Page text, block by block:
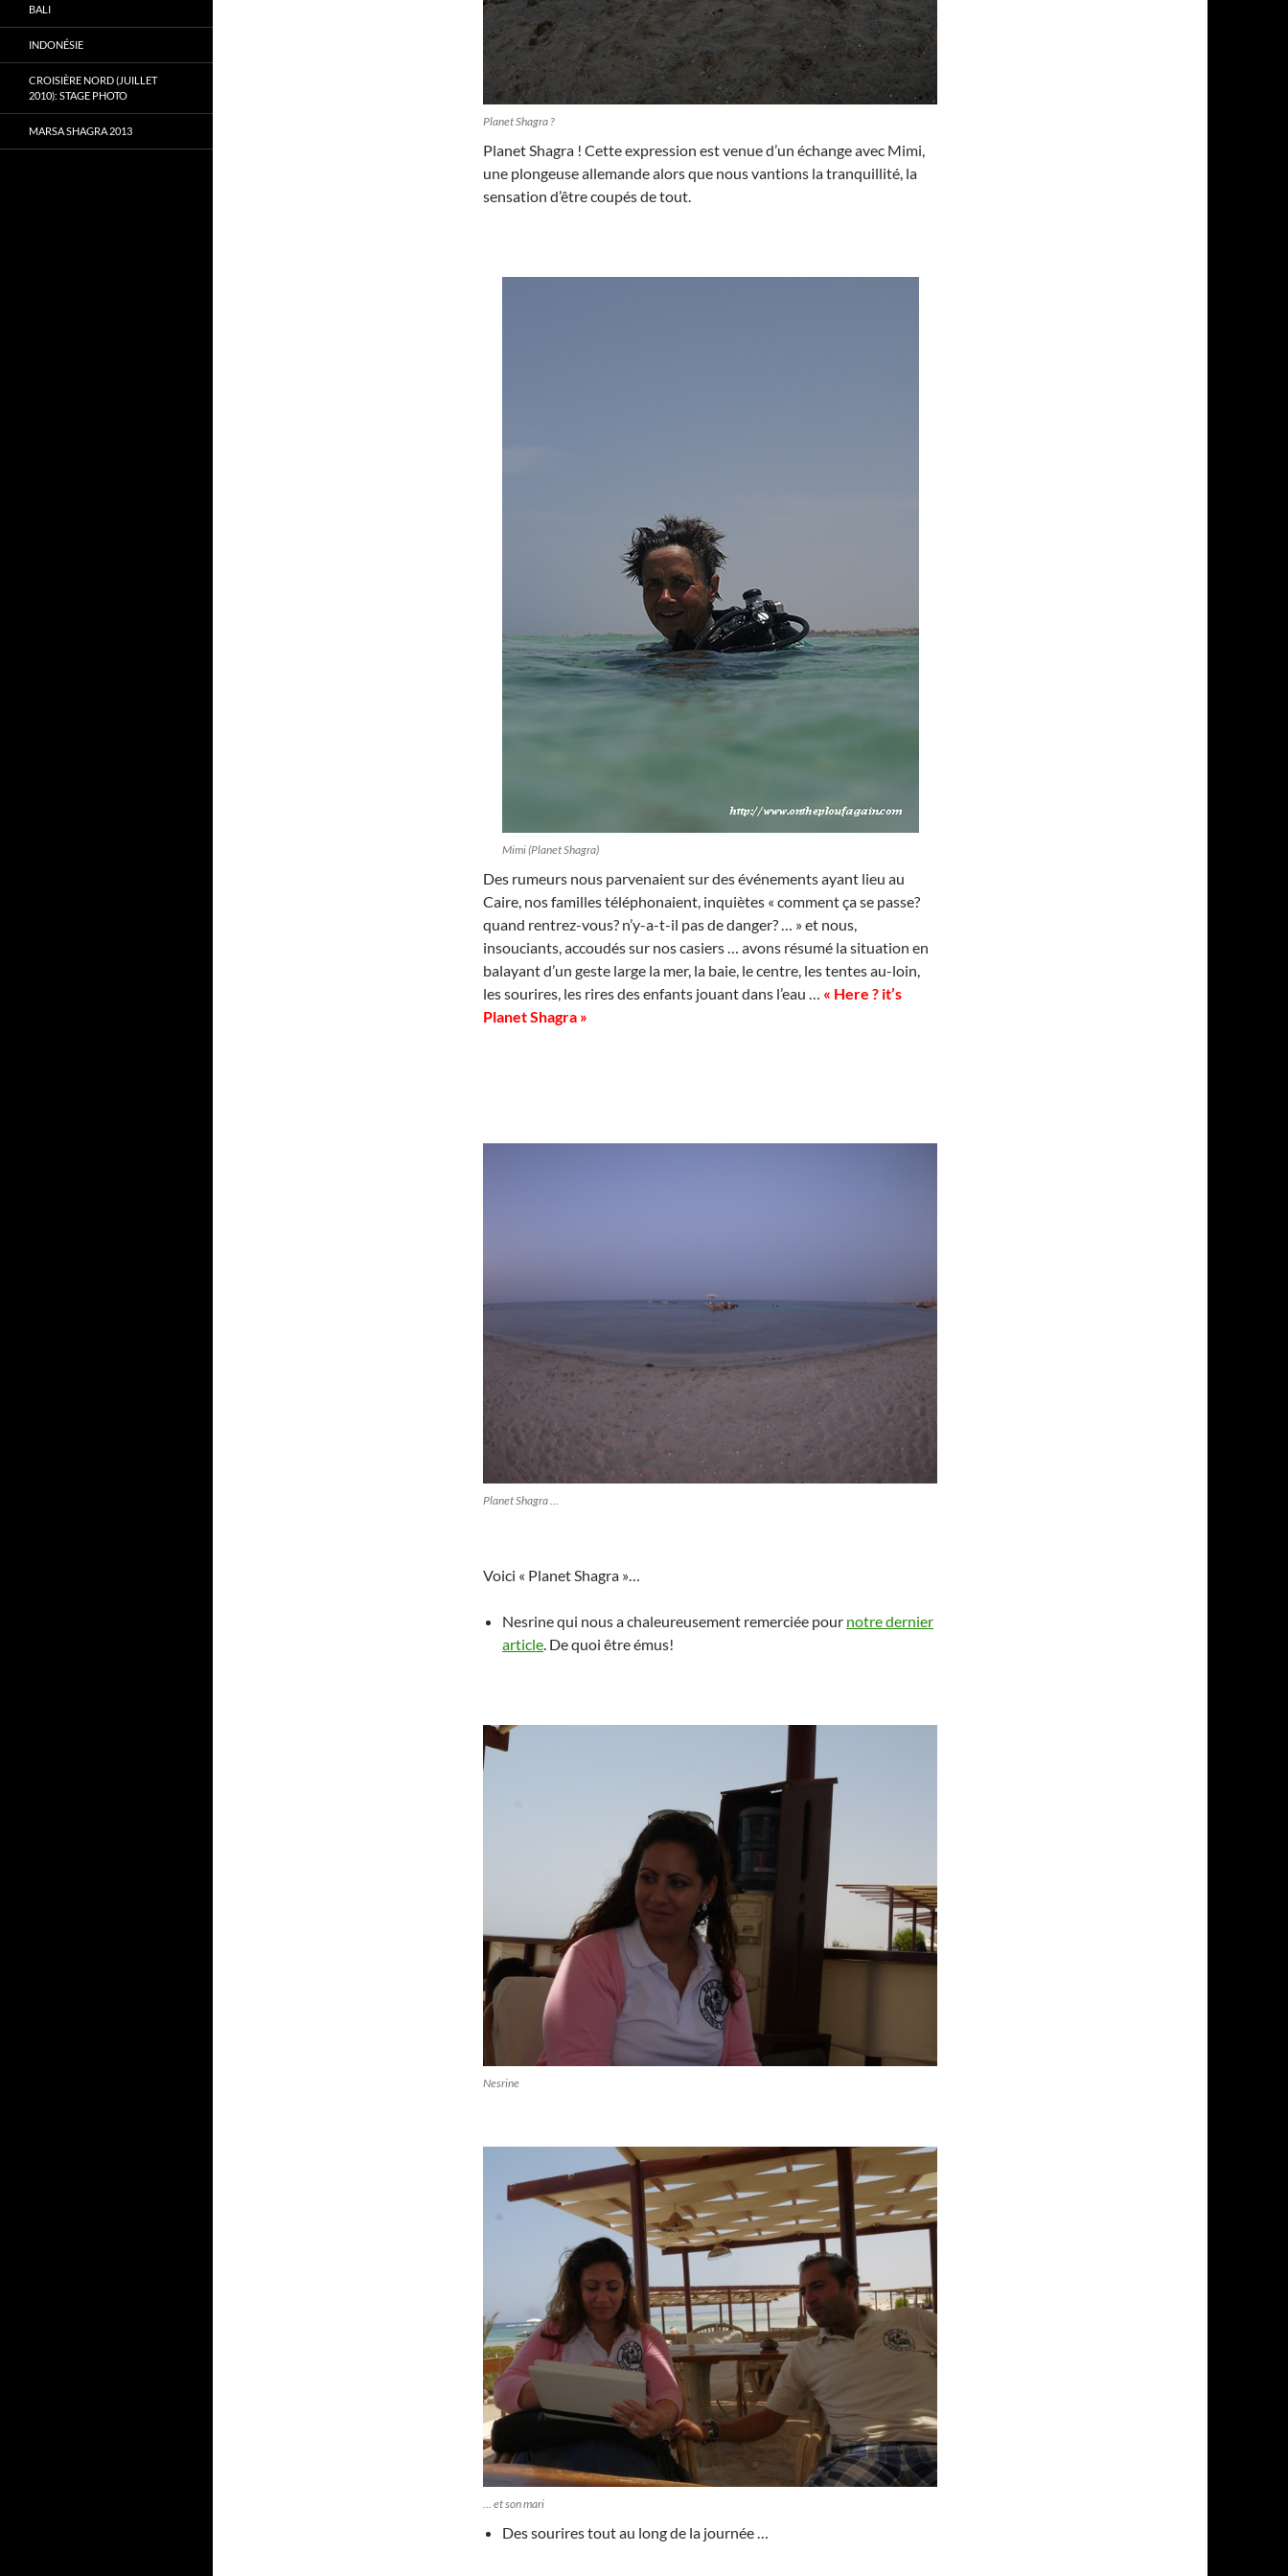
Planet Shagra ?
Planet Shagra ! Cette expression est venue d’un échange avec Mimi,
une plongeuse allemande alors que nous vantions la tranquillité, la
sensation d’être coupés de tout.
Mimi (Planet Shagra)
Des rumeurs nous parvenaient sur des événements ayant lieu au
Caire, nos familles téléphonaient, inquiètes « comment ça se passe?
quand rentrez-vous? n’y-a-t-il pas de danger? … » et nous,
insouciants, accoudés sur nos casiers … avons résumé la situation en
balayant d’un geste large la mer, la baie, le centre, les tentes au-loin,
les sourires, les rires des enfants jouant dans l’eau …
« Here ? it’s
Planet Shagra »
Planet Shagra …
Voici « Planet Shagra »…
Nesrine qui nous a chaleureusement remerciée pour notre dernier
article. De quoi être émus!
Nesrine
… et son mari
Des sourires tout au long de la journée …
BALI
INDONÉSIE
CROISIÈRE NORD (JUILLET
2010): STAGE PHOTO
MARSA SHAGRA 2013